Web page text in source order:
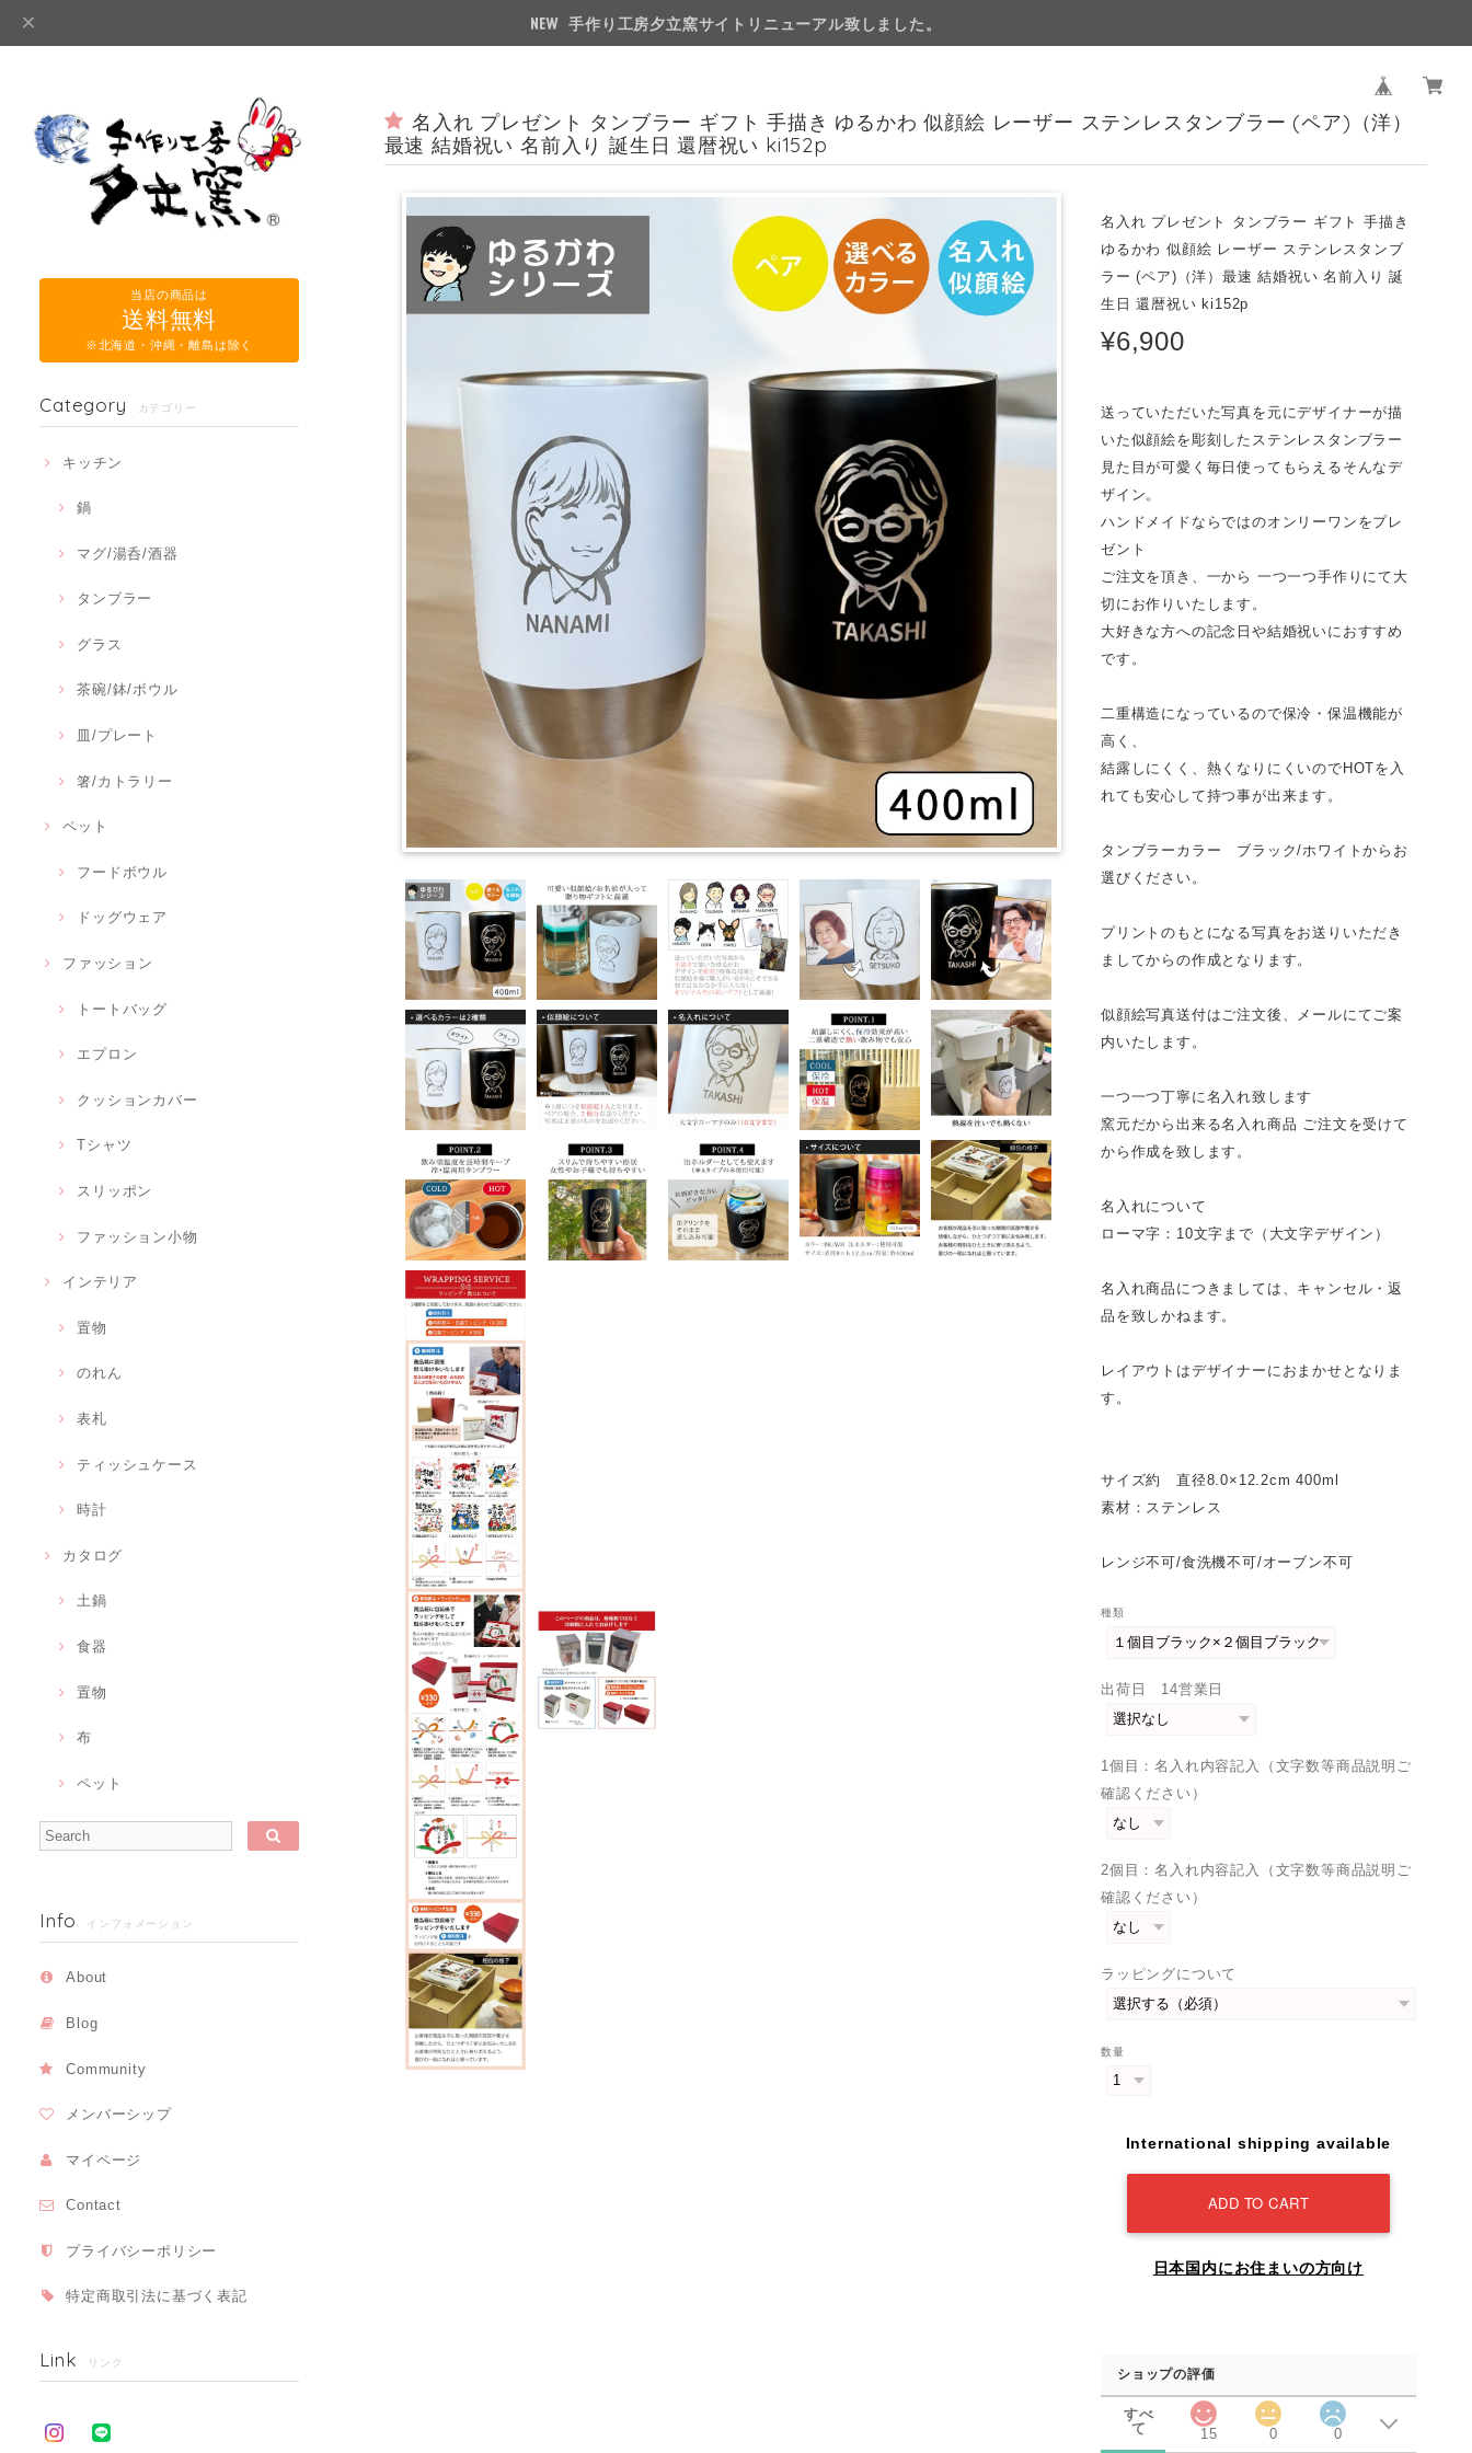
手作り工房夕立窯サイトリニューアル致しました。
当店の商品は
送料無料
※北海道・沖縄・離島は除く
Category カテゴリー
キッチン
鍋
マグ/湯呑/酒器
タンブラー
グラス
茶碗/鉢/ボウル
皿/プレート
箸/カトラリー
ペット
フードボウル
ドッグウェア
ファッション
トートバッグ
エプロン
クッションカバー
Tシャツ
スリッポン
ファッション小物
インテリア
置物
のれん
表札
ティッシュケース
時計
カタログ
土鍋
食器
置物
布
ペット
Info インフォメーション
About
Blog
Community
メンバーシップ
マイページ
Contact
プライバシーポリシー
特定商取引法に基づく表記
Link リンク
名入れ プレゼント タンブラー ギフト 手描き ゆるかわ 似顔絵 レーザー ステンレスタンブラー (ペア)（洋）
最速 結婚祝い 名前入り 誕生日 還暦祝い ki152p
名入れ プレゼント タンブラー ギフト 手描き
ゆるかわ 似顔絵 レーザー ステンレスタンブ
ラー (ペア)（洋）最速 結婚祝い 名前入り 誕
生日 還暦祝い ki152p
¥6,900
送っていただいた写真を元にデザイナーが描
いた似顔絵を彫刻したステンレスタンブラー
見た目が可愛く毎日使ってもらえるそんなデ
ザイン。
ハンドメイドならではのオンリーワンをプレ
ゼント
ご注文を頂き、一から 一つ一つ手作りにて大
切にお作りいたします。
大好きな方への記念日や結婚祝いにおすすめ
です。
二重構造になっているので保冷・保温機能が
高く、
結露しにくく、熱くなりにくいのでHOTを入
れても安心して持つ事が出来ます。
タンブラーカラー ブラック/ホワイトからお
選びください。
プリントのもとになる写真をお送りいただき
ましてからの作成となります。
似顔絵写真送付はご注文後、メールにてご案
内いたします。
一つ一つ丁寧に名入れ致します
窯元だから出来る名入れ商品 ご注文を受けて
から作成を致します。
名入れについて
ローマ字：10文字まで（大文字デザイン）
名入れ商品につきましては、キャンセル・返
品を致しかねます。
レイアウトはデザイナーにおまかせとなりま
す。
サイズ約 直径8.0×12.2cm 400ml
素材：ステンレス
レンジ不可/食洗機不可/オーブン不可
種類
出荷日 14営業日
1個目：名入れ内容記入（文字数等商品説明ご
確認ください）
2個目：名入れ内容記入（文字数等商品説明ご
確認ください）
ラッピングについて
数量
International shipping available
ADD TO CART
日本国内にお住まいの方向け
ショップの評価
すべ
て
15 0 0